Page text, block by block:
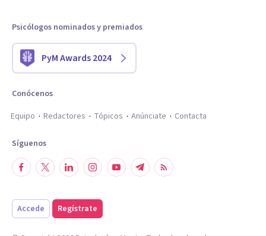
Psicólogos nominados y premiados
PyM Awards 2024
Conócenos
Equipo
Redactores Tópicos Anúnciate Contacta
Síguenos
Accede Regístrate